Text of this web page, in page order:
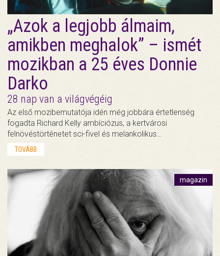
„Azok a legjobb álmaim,
amikben meghalok” – ismét
mozikban a 25 éves Donnie
Darko
28 nap van a világvégéig
Az első mozibemutatója idén még jobbára értetlenség
fogadta Richard Kelly ambíciózus, a kertvárosi
felnövéstörténetet sci-fivel és melankolikus…
TOVÁBB
magazin